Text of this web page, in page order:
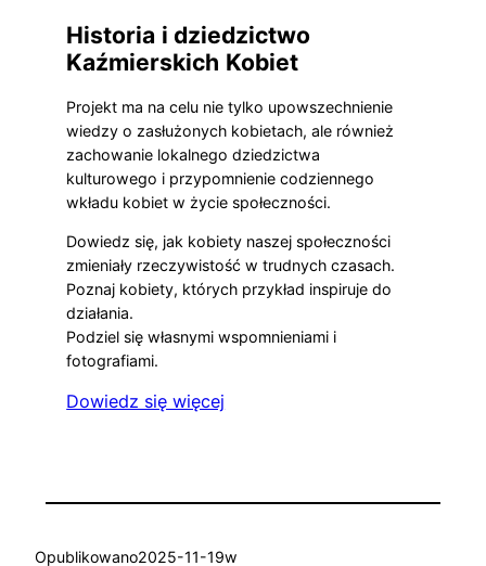
Historia i dziedzictwo
Kaźmierskich Kobiet
Projekt ma na celu nie tylko upowszechnienie
wiedzy o zasłużonych kobietach, ale również
zachowanie lokalnego dziedzictwa
kulturowego i przypomnienie codziennego
wkładu kobiet w życie społeczności.
Dowiedz się, jak kobiety naszej społeczności
zmieniały rzeczywistość w trudnych czasach.
Poznaj kobiety, których przykład inspiruje do
działania.
Podziel się własnymi wspomnieniami i
fotografiami.
Dowiedz się więcej
Opublikowano2025-11-19w